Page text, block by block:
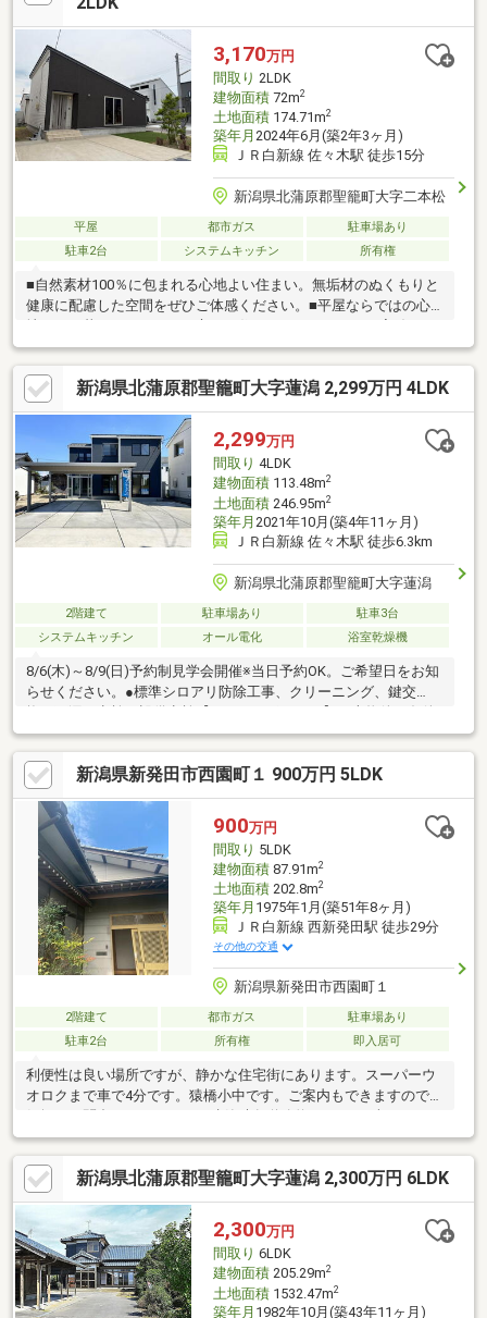
装白あり防蟻工事ハウスクリーニング等※現況を優先致します
3,170万円
間取り 2LDK
建物面積72m2
土地面積174.71m2
築年月 2024年6月(築2年3ヶ月)
ＪＲ白新線 佐々木駅 徒歩15分
新潟県北蒲原郡聖籠町大字二本松
平屋 都市ガス
駐車場あり
駐車2台
システムキッチン 所有権
■自然素材100％に包まれる心地よい住まい。無垢材のぬくもりと
健康に配慮した空間をぜひご体感ください。■平屋ならではの心
動線で、日々の生活を快適にサポート。■斜天井が生み出す、開
放感あふれるLDK。天井高を活かした、広がりのある心地よい空
間設計。■多目的に使える便利なフリースペース。お子さまの遊
び場やリモートワークなど、多彩な使い方が可能。
新潟県北蒲原郡聖籠町大字蓮潟 2,299万円 4LDK
2,299万円
間取り 4LDK
建物面積113.48m2
土地面積246.95m2
築年月 2021年10月(築4年11ヶ月)
ＪＲ白新線 佐々木駅 徒歩6.3km
新潟県北蒲原郡聖籠町大字蓮潟
2階建て 駐車場あり
駐車3台
システムキッチン
オール電化 浴室乾燥機
8/6(木)～8/9(日)予約制見学会開催※当日予約OK。ご希望日をお知
らせください。●標準シロアリ防除工事、クリーニング、鍵交
により住宅ローン減税が適用されます。・雨漏り、構造上主要な
部分の欠陥や・腐食、給排水管の故障や漏水についてお引渡しよ
り２年間保証・シロアリ防除工事施工後5年間保証・お客様に合わ
せたローンの組み方や金融機関をご提案。住宅ローンが初めての
方でもお気軽にご相談ください【周辺施設】・山倉小学校3400ｍ
（徒歩43分）・聖籠中学校1800ｍ（徒歩23分/自転車8
新潟県新発田市西園町１ 900万円 5LDK
900万円
間取り 5LDK
建物面積87.91m2
土地面積202.8m2
築年月 1975年1月(築51年8ヶ月)
ＪＲ白新線 西新発田駅 徒歩29分
その他の交通
新潟県新発田市西園町１
2階建て 都市ガス
駐車場あり
駐車2台
所有権 即入居可
利便性は良い場所ですが、静かな住宅街にあります。スーパーウ
オロクまで車で4分です。猿橋小中です。ご案内もできますのでお
バックが必要な可能性があります。リフォームも承りますのでお
気軽にお問合せください。担当 伊藤大記TEL 080-1171-9942
新潟県北蒲原郡聖籠町大字蓮潟 2,300万円 6LDK
2,300万円
間取り 6LDK
建物面積205.29m2
土地面積1532.47m2
築年月 1982年10月(築43年11ヶ月)